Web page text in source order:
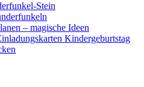
Stein
– magische Ideen
Kindergeburtstag